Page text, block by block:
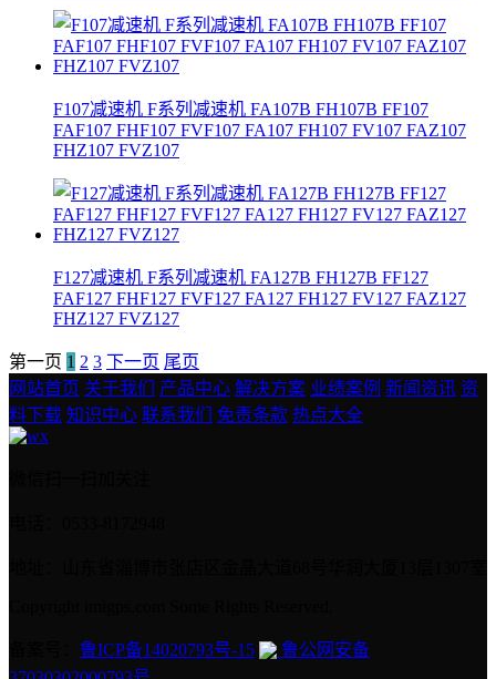
F107减速机 F系列减速机 FA107B FH107B FF107
FAF107 FHF107 FVF107 FA107 FH107 FV107 FAZ107
FHZ107 FVZ107
F127减速机 F系列减速机 FA127B FH127B FF127
FAF127 FHF127 FVF127 FA127 FH127 FV127 FAZ127
FHZ127 FVZ127
第一页 1 2 3 下一页 尾页
网站首页 关于我们 产品中心 解决方案 业绩案例 新闻资讯 资
料下载 知识中心 联系我们 免责条款 热点大全
鲁ICP备14020793号-15
鲁公网安备